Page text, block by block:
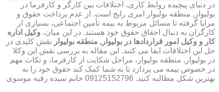
در دنیای پیچیده روابط کاری، اختلافات بین کارگر و کارفرما در
بولیوار, منطقه بولیوار امری رایج است. از عدم پرداخت حقوق و
مزایا گرفته تا مسائل مربوط به بیمه تأمین اجتماعی، بسیاری از
کارگران به دنبال احقاق حقوق خود هستند. در این میان، وکیل اداره
کار و وکیل امور قراردادها در بولیوار, منطقه بولیوار نقش کلیدی در
حل این اختلافات ایفا می کنند. این مقاله به بررسی نقش این وکلا
در بولیوار, منطقه بولیوار، مراحل شکایت از کارفرما، و نکات مهم
در خصوص بیمه می پردازد تا به شما کمک کند حقوق خود را به
بهترین شکل مطالبه کنید. 09125152796 خانم سیده رقیه موسوی